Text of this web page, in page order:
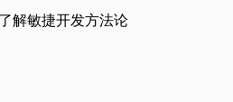
解敏捷开发方法论